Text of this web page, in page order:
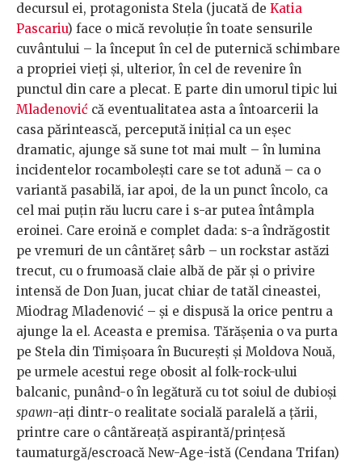
decursul ei, protagonista Stela (jucată de Katia
Pascariu) face o mică revoluție în toate sensurile
cuvântului – la început în cel de puternică schimbare
a propriei vieți și, ulterior, în cel de revenire în
punctul din care a plecat. E parte din umorul tipic lui
Mladenović că eventualitatea asta a întoarcerii la
casa părintească, percepută inițial ca un eșec
dramatic, ajunge să sune tot mai mult – în lumina
incidentelor rocambolești care se tot adună – ca o
variantă pasabilă, iar apoi, de la un punct încolo, ca
cel mai puțin rău lucru care i s-ar putea întâmpla
eroinei. Care eroină e complet dada: s-a îndrăgostit
pe vremuri de un cântăreț sârb – un rockstar astăzi
trecut, cu o frumoasă claie albă de păr și o privire
intensă de Don Juan, jucat chiar de tatăl cineastei,
Miodrag Mladenović – și e dispusă la orice pentru a
ajunge la el. Aceasta e premisa. Tărășenia o va purta
pe Stela din Timișoara în București și Moldova Nouă,
pe urmele acestui rege obosit al folk-rock-ului
balcanic, punând-o în legătură cu tot soiul de dubioși
spawn-ați dintr-o realitate socială paralelă a țării,
printre care o cântăreață aspirantă/prințesă
taumaturgă/escroacă New-Age-istă (Cendana Trifan)